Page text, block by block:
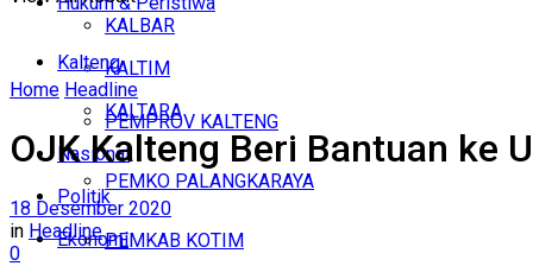
KALBAR
KALTIM
KALTARA
Nasional
Politik
Ekonomi
Kalteng
PEMPROV KALTENG
PEMKO PALANGKARAYA
PEMKAB KOTIM
Home Headline
OJK Kalteng Beri Bantuan ke
18 Desember 2020
in Headline
0